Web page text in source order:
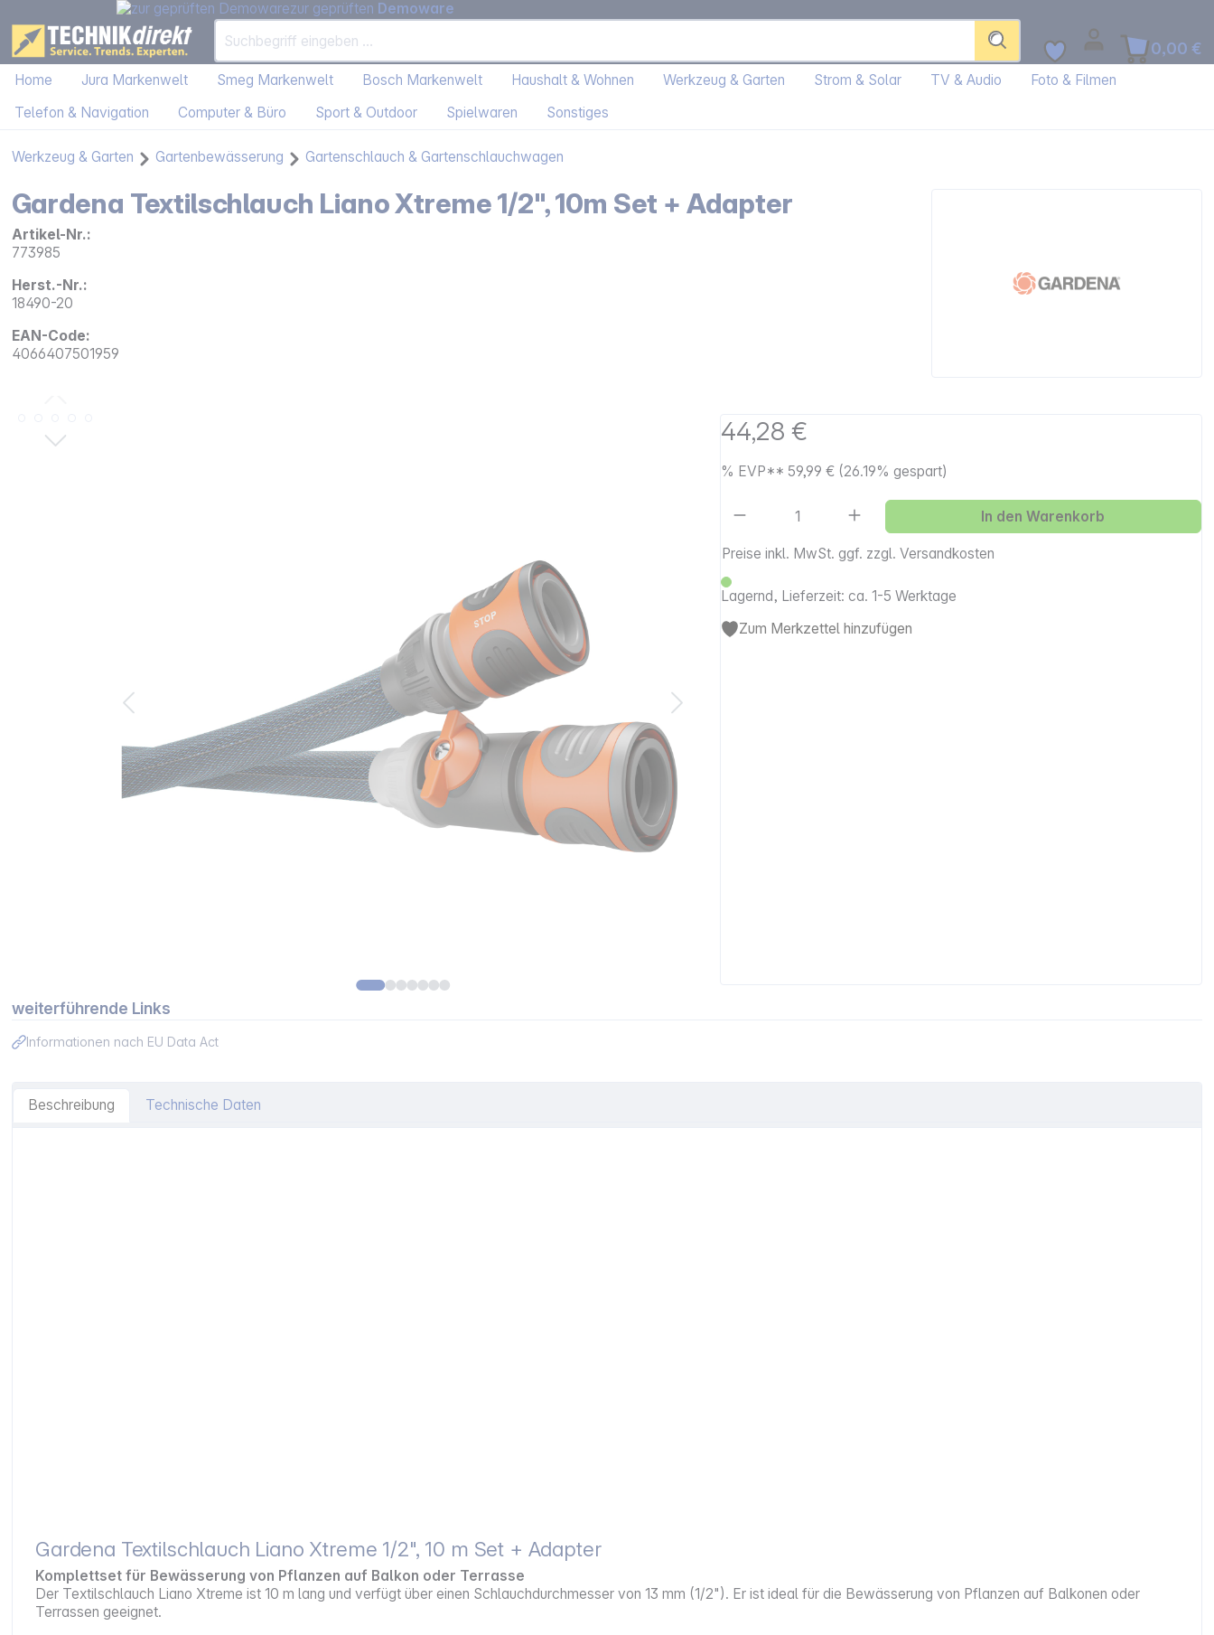
zur geprüften Demoware
0,00 €
Home Jura Markenwelt Smeg Markenwelt Bosch Markenwelt Haushalt & Wohnen Werkzeug & Garten Strom & Solar TV & Audio
Foto & Filmen
Telefon & Navigation
Computer & Büro Sport & Outdoor Spielwaren Sonstiges
Werkzeug & Garten Gartenbewässerung Gartenschlauch & Gartenschlauchwagen
Gardena Textilschlauch Liano Xtreme 1/2", 10m Set + Adapter
Artikel-Nr.:
773985
Herst.-Nr.:
18490-20
EAN-Code:
4066407501959
44,28 €
% EVP** 59,99 € (26.19% gespart)
Preise inkl. MwSt. ggf. zzgl. Versandkosten
Lagernd, Lieferzeit: ca. 1-5 Werktage
Artikel Anzahl: Gib den gewünschten Wert ein
In den Warenkorb
Zum Merkzettel hinzufügen
weiterführende Links
Informationen nach EU Data Act
Beschreibung Technische Daten
Gardena Textilschlauch Liano Xtreme 1/2", 10 m Set + Adapter
Komplettset für Bewässerung von Pflanzen auf Balkon oder Terrasse
Der Textilschlauch Liano Xtreme ist 10 m lang und verfügt über einen Schlauchdurchmesser von 13 mm (1/2"). Er ist ideal für die Bewässerung von Pflanzen auf Balkonen oder
Terrassen geeignet.